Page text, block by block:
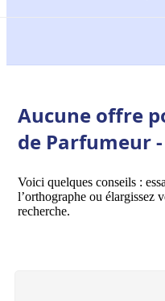
Aucune offre
de Parfumeur
Voici quelques conseils :
l’orthographe ou élargissez
recherche.